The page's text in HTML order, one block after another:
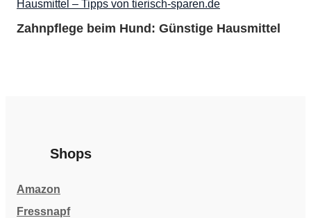
Zahnpflege beim Hund: Günstige Hausmittel
Shops
Amazon
Fressnapf